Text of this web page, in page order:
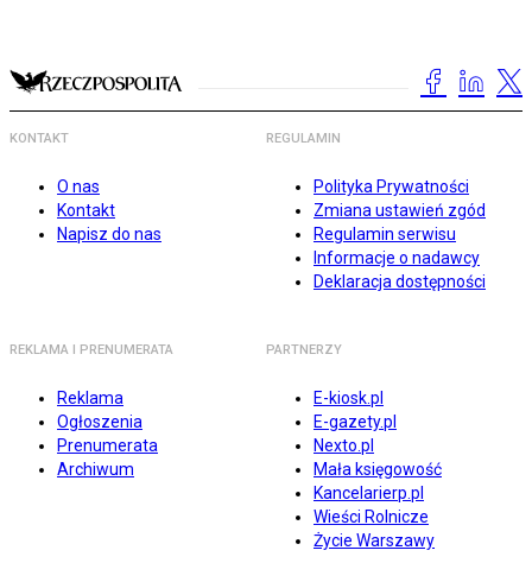
KONTAKT
O nas
Kontakt
Napisz do nas
REGULAMIN
Polityka Prywatności
Zmiana ustawień zgód
Regulamin serwisu
Informacje o nadawcy
Deklaracja dostępności
REKLAMA I PRENUMERATA
Reklama
Ogłoszenia
Prenumerata
Archiwum
PARTNERZY
E-kiosk.pl
E-gazety.pl
Nexto.pl
Mała księgowość
Kancelarierp.pl
Wieści Rolnicze
Życie Warszawy